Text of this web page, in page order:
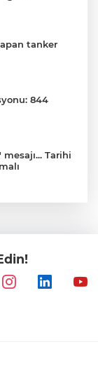
tanker
844
Tarihi
alanı